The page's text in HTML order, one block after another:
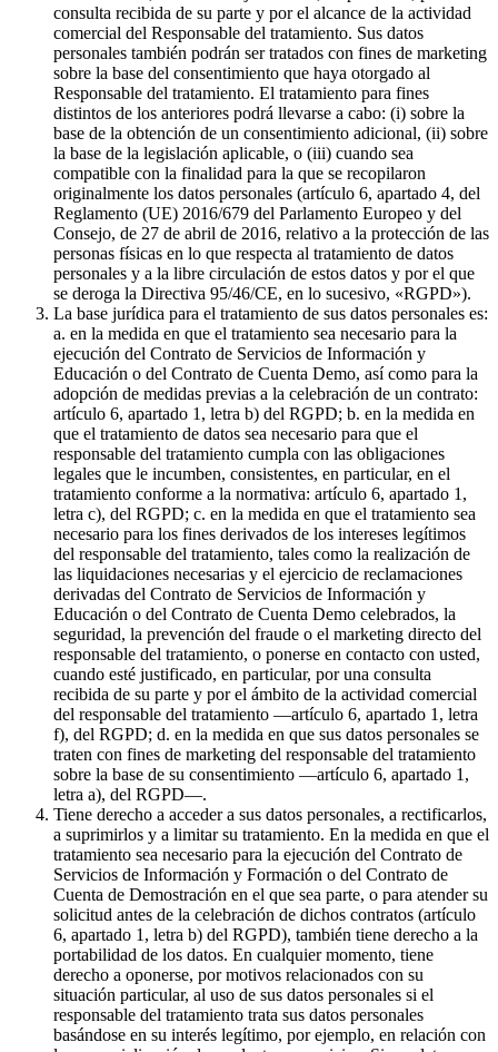
consulta recibida de su parte y por el alcance de la actividad
comercial del Responsable del tratamiento. Sus datos
personales también podrán ser tratados con fines de marketing
sobre la base del consentimiento que haya otorgado al
Responsable del tratamiento. El tratamiento para fines
distintos de los anteriores podrá llevarse a cabo: (i) sobre la
base de la obtención de un consentimiento adicional, (ii) sobre
la base de la legislación aplicable, o (iii) cuando sea
compatible con la finalidad para la que se recopilaron
originalmente los datos personales (artículo 6, apartado 4, del
Reglamento (UE) 2016/679 del Parlamento Europeo y del
Consejo, de 27 de abril de 2016, relativo a la protección de las
personas físicas en lo que respecta al tratamiento de datos
personales y a la libre circulación de estos datos y por el que
se deroga la Directiva 95/46/CE, en lo sucesivo, «RGPD»).
La base jurídica para el tratamiento de sus datos personales es:
a. en la medida en que el tratamiento sea necesario para la
ejecución del Contrato de Servicios de Información y
Educación o del Contrato de Cuenta Demo, así como para la
adopción de medidas previas a la celebración de un contrato:
artículo 6, apartado 1, letra b) del RGPD; b. en la medida en
que el tratamiento de datos sea necesario para que el
responsable del tratamiento cumpla con las obligaciones
legales que le incumben, consistentes, en particular, en el
tratamiento conforme a la normativa: artículo 6, apartado 1,
letra c), del RGPD; c. en la medida en que el tratamiento sea
necesario para los fines derivados de los intereses legítimos
del responsable del tratamiento, tales como la realización de
las liquidaciones necesarias y el ejercicio de reclamaciones
derivadas del Contrato de Servicios de Información y
Educación o del Contrato de Cuenta Demo celebrados, la
seguridad, la prevención del fraude o el marketing directo del
responsable del tratamiento, o ponerse en contacto con usted,
cuando esté justificado, en particular, por una consulta
recibida de su parte y por el ámbito de la actividad comercial
del responsable del tratamiento —artículo 6, apartado 1, letra
f), del RGPD; d. en la medida en que sus datos personales se
traten con fines de marketing del responsable del tratamiento
sobre la base de su consentimiento —artículo 6, apartado 1,
letra a), del RGPD—.
Tiene derecho a acceder a sus datos personales, a rectificarlos,
a suprimirlos y a limitar su tratamiento. En la medida en que el
tratamiento sea necesario para la ejecución del Contrato de
Servicios de Información y Formación o del Contrato de
Cuenta de Demostración en el que sea parte, o para atender su
solicitud antes de la celebración de dichos contratos (artículo
6, apartado 1, letra b) del RGPD), también tiene derecho a la
portabilidad de los datos. En cualquier momento, tiene
derecho a oponerse, por motivos relacionados con su
situación particular, al uso de sus datos personales si el
responsable del tratamiento trata sus datos personales
basándose en su interés legítimo, por ejemplo, en relación con